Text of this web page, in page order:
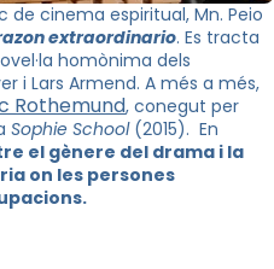
cinema espiritual, Mn. Peio
extraordinario. Es tracta
homònima dels
i Lars Armend. A més a més,
Rothemund, conegut per
Sophie School(2015). En
el gènere del drama i la
on les persones